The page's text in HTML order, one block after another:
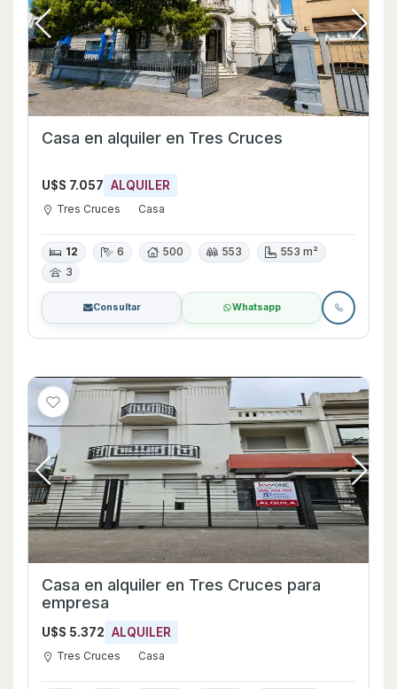
Casa en alquiler en Tres Cruces
U$S 7.057 ALQUILER
Tres Cruces Casa
12 6 500 553
553 m²
3
Consultar Whatsapp
Casa en alquiler en Tres Cruces para
empresa
U$S 5.372 ALQUILER
Tres Cruces Casa